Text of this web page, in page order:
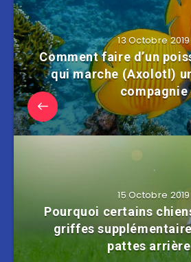
13 Octobre 2019
Comment faire d’un
qui marche (Axolotl)
compagnie
15 Octobre 2019
Pourquoi certains
griffes
pattes arrière